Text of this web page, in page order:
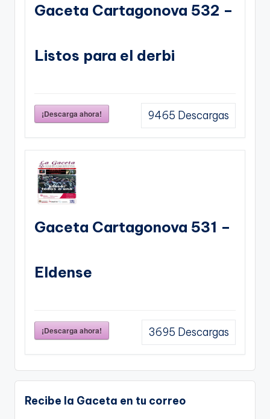
Gaceta Cartagonova 532 –
Listos para el derbi
¡Descarga ahora! 9465 Descargas
Gaceta Cartagonova 531 –
Eldense
¡Descarga ahora! 3695 Descargas
Recibe la Gaceta en tu correo